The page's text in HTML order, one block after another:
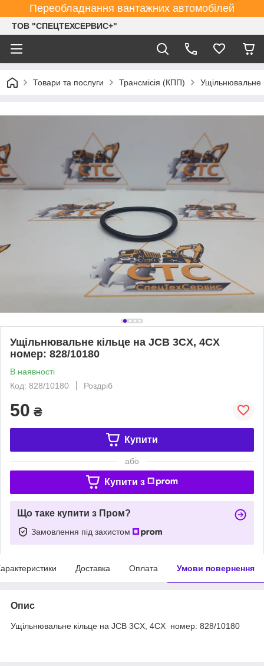
Переобладнання вантажних автомобілей
ТОВ "СПЕЦТЕХСЕРВИС+"
Товари та послуги Трансмісія (КПП) Ущільнювальне
Ущільнювальне кільце на JCB 3CX, 4CX
номер: 828/10180
В наявності
Код: 828/10180
Роздріб
50 ₴
Купити
або
Купити з
Що таке купити з Пром?
Замовлення під захистом
Доставка Оплата Умови повернення
Опис
Ущільнювальне кільце на JCB 3CX, 4CX номер: 828/10180